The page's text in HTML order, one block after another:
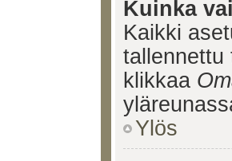
Kuinka
Kaikki
tallennettu
klikkaa
Ylös